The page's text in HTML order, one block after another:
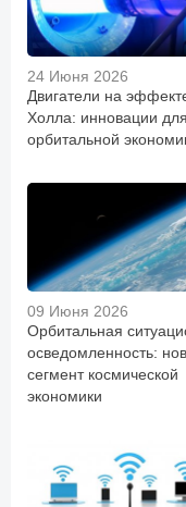
24 Июня 2026
Двигатели на
Холла: инновации для
орбитальной
09 Июня 2026
Орбитальная
осведомленность:
сегмент космической
экономики